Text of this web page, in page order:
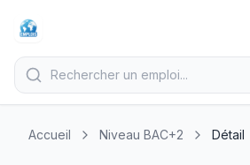
Accueil Niveau BAC+2 Détail